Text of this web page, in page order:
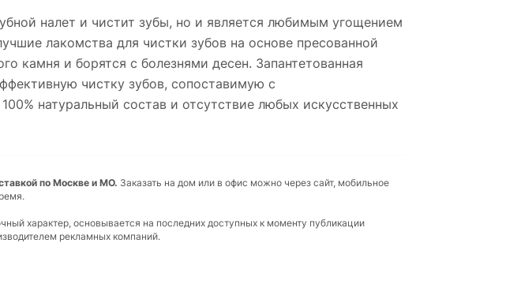
налет и чистит зубы, но и является любимым угощением
лакомства для чистки зубов на основе пресованной
камня и борятся с болезнями десен. Запантетованная
чистку зубов, сопоставимую с
натуральный состав и отсутствие любых искусственных
по Москве и МО. Заказать на дом или в офис можно через сайт, мобильное
характер, основывается на последних доступных к моменту публикации
рекламных компаний.